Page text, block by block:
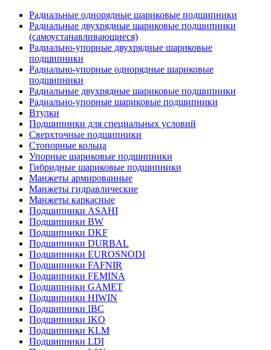
Радиальные однорядные шариковые подшипники
Радиальные двухрядные шариковые подшипники
(самоустанавливающиеся)
Радиально-упорные двухрядные шариковые
подшипники
Радиально-упорные однорядные шариковые
подшипники
Радиальные двухрядные шариковые подшипники
Радиально-упорные шариковые подшипники
Втулки
Подшипники для специальных условий
Сверхточные подшипники
Стопорные кольца
Упорные шариковые подшипники
Гибридные шариковые подшипники
Манжеты армированные
Манжеты гидравлические
Манжеты каркасные
Подшипники ASAHI
Подшипники BW
Подшипники DKF
Подшипники DURBAL
Подшипники EUROSNODI
Подшипники FAFNIR
Подшипники FEMINA
Подшипники GAMET
Подшипники HIWIN
Подшипники IBC
Подшипники IKO
Подшипники KLM
Подшипники LDI